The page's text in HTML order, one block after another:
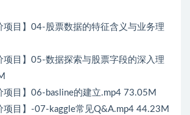
目】04-股票数据的特征含义与业务理
目】05-数据探索与股票字段的深入理
目】06-basline的建立.mp4 73.05M
项目】-07-kaggle常见Q&A.mp4 44.23M